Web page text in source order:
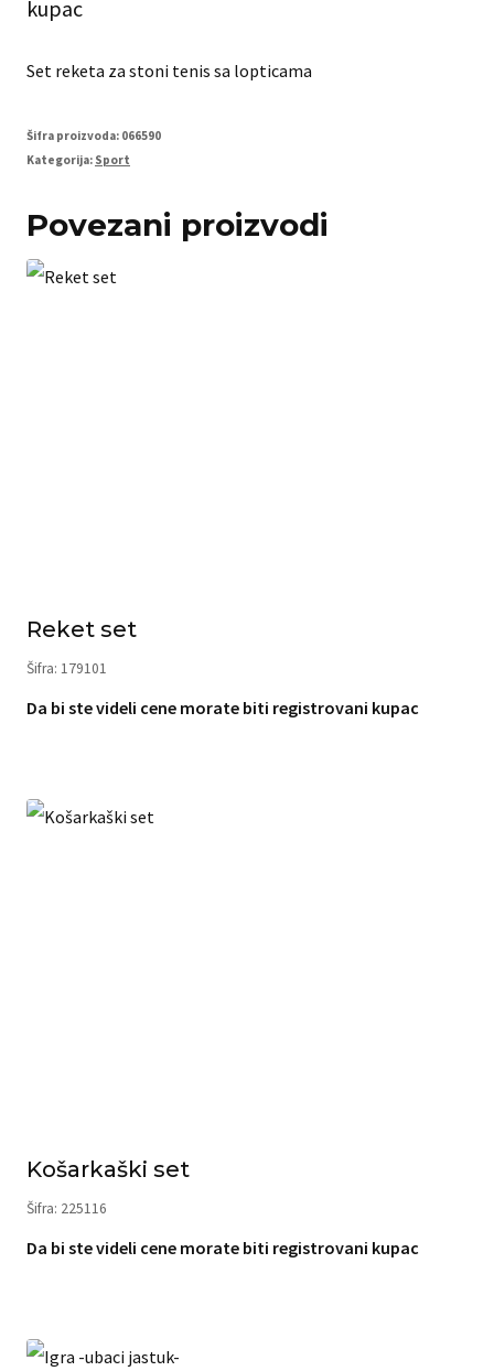
kupac
Set reketa za stoni tenis sa lopticama
Šifra proizvoda: 066590
Kategorija: Sport
Povezani proizvodi
Reket set
Šifra: 179101
Da bi ste videli cene morate biti registrovani kupac
Košarkaški set
Šifra: 225116
Da bi ste videli cene morate biti registrovani kupac